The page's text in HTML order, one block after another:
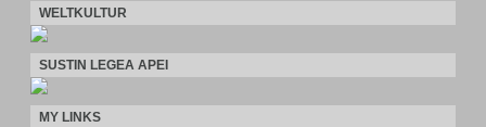
WELTKULTUR
SUSTIN LEGEA APEI
MY LINKS